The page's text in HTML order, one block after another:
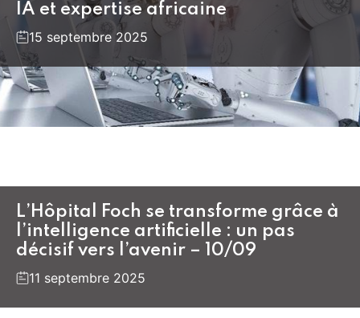
IA et expertise africaine
15 septembre 2025
L’Hôpital Foch se transforme grâce à
l’intelligence artificielle : un pas
décisif vers l’avenir – 10/09
11 septembre 2025